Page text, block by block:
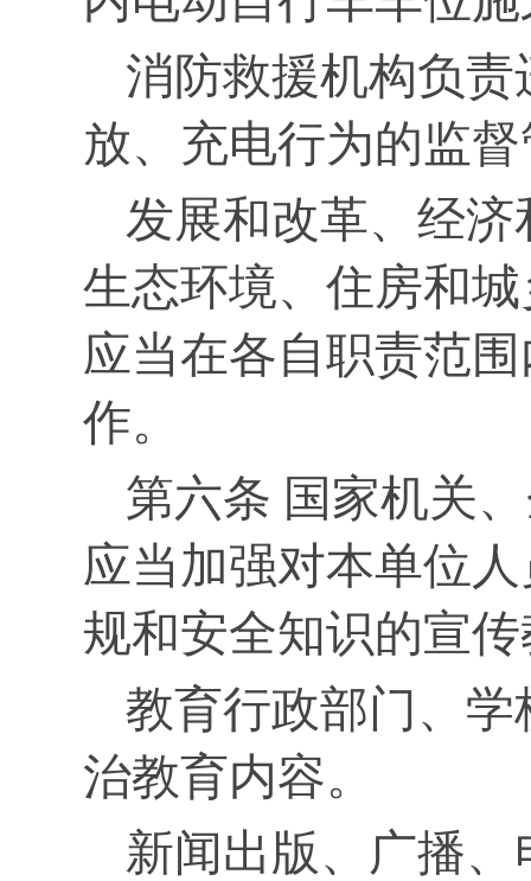
消防救援机构负
放、充电行为的监
发展和改革、经
生态环境、住房和
应当在各自职责范
作。
第六条 国家机关
应当加强对本单位
规和安全知识的宣
教育行政部门、
治教育内容。
新闻出版、广播